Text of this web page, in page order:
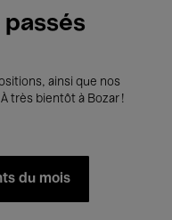
passés
ainsi que nos
très bientôt à Bozar !
du mois